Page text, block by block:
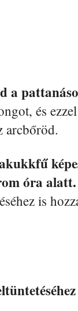
a
és
arcbőröd.
óra alatt.
is